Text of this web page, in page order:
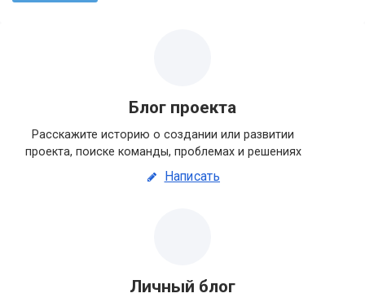
Блог проекта
Расскажите историю о создании или развитии
проекта, поиске команды, проблемах и решениях
Написать
Личный блог